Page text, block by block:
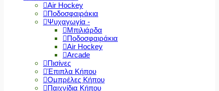
Air Hockey
Ποδοσφαιράκια
Ψυχαγωγία -
Μπιλιάρδα
Ποδοσφαιράκια
Air Hockey
Arcade
Πισίνες
Έπιπλα Κήπου
Ομπρέλες Κήπου
Παιχνίδια Κήπου